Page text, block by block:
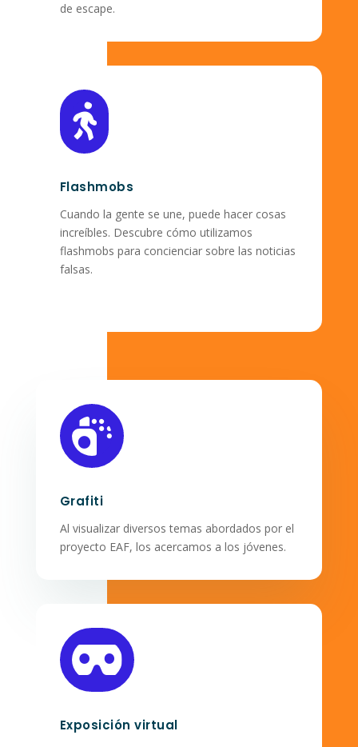
de escape.

Flashmobs
Cuando la gente se une, puede hacer cosas
increíbles. Descubre cómo utilizamos
flashmobs para concienciar sobre las noticias
falsas.

Grafiti
Al visualizar diversos temas abordados por el
proyecto EAF, los acercamos a los jóvenes.

Exposición virtual